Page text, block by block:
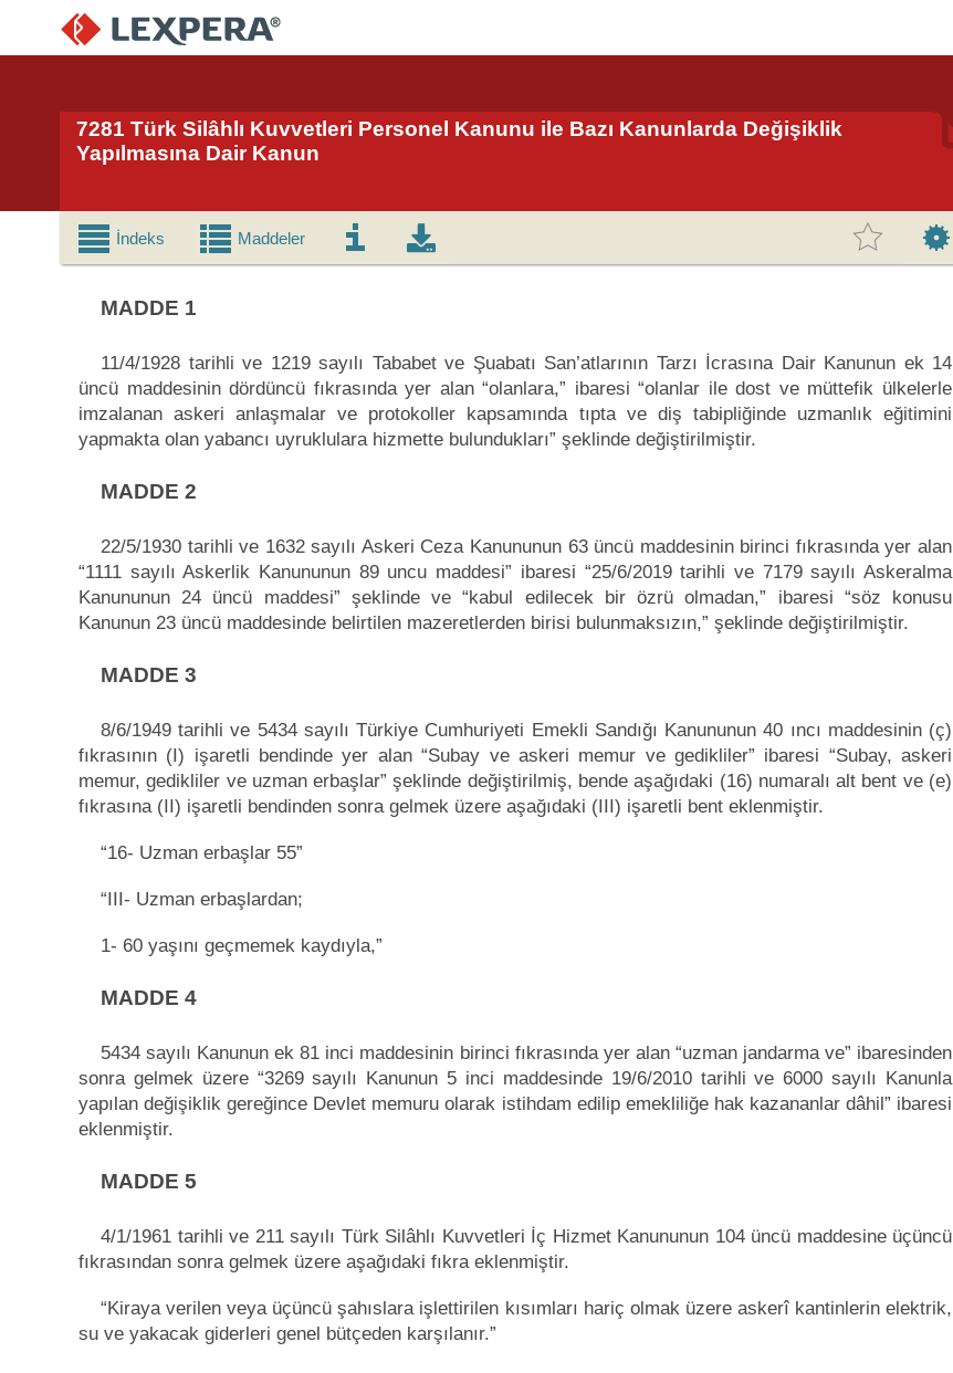
7281 Türk Silâhlı Kuvvetleri Personel Kanunu ile Bazı Kanunlarda Değişiklik
Yapılmasına Dair Kanun
İndeks Maddeler
MADDE 1
11/4/1928 tarihli ve 1219 sayılı Tababet ve Şuabatı San’atlarının Tarzı İcrasına Dair Kanunun ek 14
üncü maddesinin dördüncü fıkrasında yer alan “olanlara,” ibaresi “olanlar ile dost ve müttefik ülkelerle
imzalanan askeri anlaşmalar ve protokoller kapsamında tıpta ve diş tabipliğinde uzmanlık eğitimini
yapmakta olan yabancı uyruklulara hizmette bulundukları” şeklinde değiştirilmiştir.
MADDE 2
22/5/1930 tarihli ve 1632 sayılı Askeri Ceza Kanununun 63 üncü maddesinin birinci fıkrasında yer alan
“1111 sayılı Askerlik Kanununun 89 uncu maddesi” ibaresi “25/6/2019 tarihli ve 7179 sayılı Askeralma
Kanununun 24 üncü maddesi” şeklinde ve “kabul edilecek bir özrü olmadan,” ibaresi “söz konusu
Kanunun 23 üncü maddesinde belirtilen mazeretlerden birisi bulunmaksızın,” şeklinde değiştirilmiştir.
MADDE 3
8/6/1949 tarihli ve 5434 sayılı Türkiye Cumhuriyeti Emekli Sandığı Kanununun 40 ıncı maddesinin (ç)
fıkrasının (I) işaretli bendinde yer alan “Subay ve askeri memur ve gedikliler” ibaresi “Subay, askeri
memur, gedikliler ve uzman erbaşlar” şeklinde değiştirilmiş, bende aşağıdaki (16) numaralı alt bent ve (e)
fıkrasına (II) işaretli bendinden sonra gelmek üzere aşağıdaki (III) işaretli bent eklenmiştir.
“16- Uzman erbaşlar 55”
“III- Uzman erbaşlardan;
1- 60 yaşını geçmemek kaydıyla,”
MADDE 4
5434 sayılı Kanunun ek 81 inci maddesinin birinci fıkrasında yer alan “uzman jandarma ve” ibaresinden
sonra gelmek üzere “3269 sayılı Kanunun 5 inci maddesinde 19/6/2010 tarihli ve 6000 sayılı Kanunla
yapılan değişiklik gereğince Devlet memuru olarak istihdam edilip emekliliğe hak kazananlar dâhil” ibaresi
eklenmiştir.
MADDE 5
4/1/1961 tarihli ve 211 sayılı Türk Silâhlı Kuvvetleri İç Hizmet Kanununun 104 üncü maddesine üçüncü
fıkrasından sonra gelmek üzere aşağıdaki fıkra eklenmiştir.
“Kiraya verilen veya üçüncü şahıslara işlettirilen kısımları hariç olmak üzere askerî kantinlerin elektrik,
su ve yakacak giderleri genel bütçeden karşılanır.”